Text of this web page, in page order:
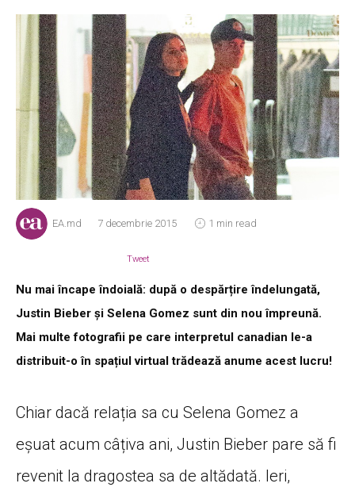
EA.md 7 decembrie 2015 1 min read
Tweet
Nu mai încape îndoială: după o despărțire îndelungată,
Justin Bieber și Selena Gomez sunt din nou împreună.
Mai multe fotografii pe care interpretul canadian le-a
distribuit-o în spațiul virtual trădează anume acest lucru!
Chiar dacă relația sa cu Selena Gomez a
eșuat acum câțiva ani, Justin Bieber pare să fi
revenit la dragostea sa de altădată. Ieri,